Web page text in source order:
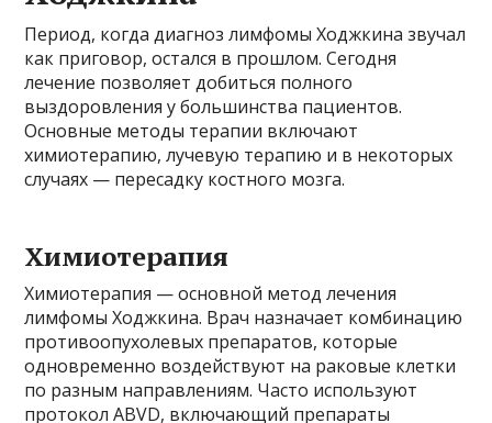
Период, когда диагноз лимфомы Ходжкина звучал
как приговор, остался в прошлом. Сегодня
лечение позволяет добиться полного
выздоровления у большинства пациентов.
Основные методы терапии включают
химиотерапию, лучевую терапию и в некоторых
случаях — пересадку костного мозга.
Химиотерапия
Химиотерапия — основной метод лечения
лимфомы Ходжкина. Врач назначает комбинацию
противоопухолевых препаратов, которые
одновременно воздействуют на раковые клетки
по разным направлениям. Часто используют
протокол ABVD, включающий препараты